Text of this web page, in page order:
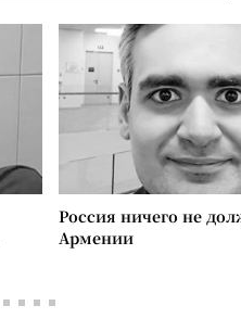
Россия ничего не
Армении